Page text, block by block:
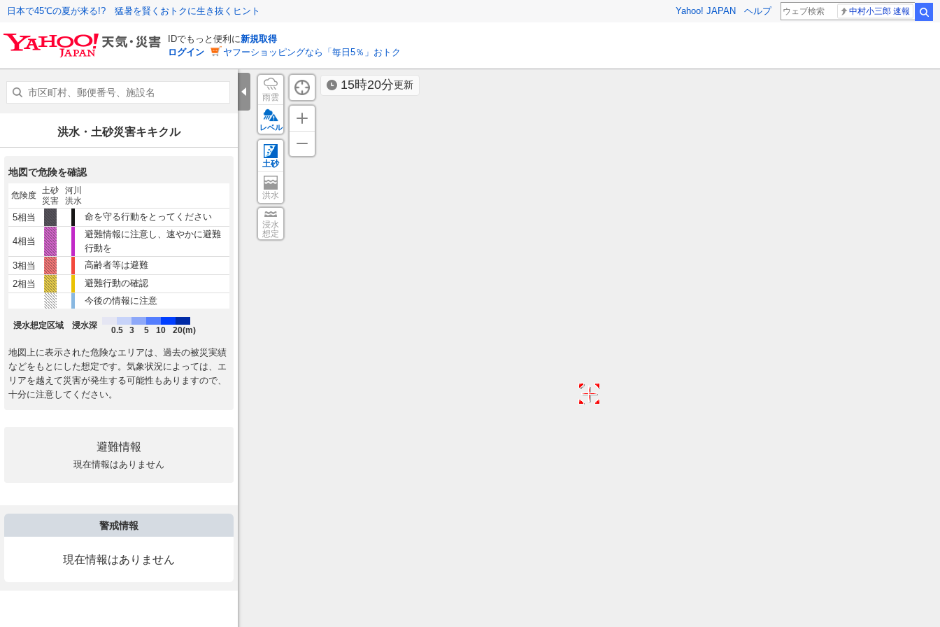
日本で45℃の夏が来る!? 猛暑を賢くおトクに生き抜くヒント Yahoo! JAPAN ヘルプ 中村小三郎 速報
IDでもっと便利に新規取得
ログイン
ヤフーショッピングなら「毎日5％」おトク
15時20分更新
雨雲
レベル
土砂
洪水
浸水
想定
洪水・土砂災害キキクル
地図で危険を確認
危険度 土砂
災害
河川
洪水
5相当 命を守る行動をとってください
4相当
避難情報に注意し、速やかに避難
行動を
3相当
高齢者等は避難
2相当
避難行動の確認
今後の情報に注意
浸水想定区域 浸水深
0.5 3 5 10 20(m)
地図上に表示された危険なエリアは、過去の被災実績
などをもとにした想定です。気象状況によっては、エ
リアを越えて災害が発生する可能性もありますので、
十分に注意してください。
避難情報
現在情報はありません
警戒情報
現在情報はありません